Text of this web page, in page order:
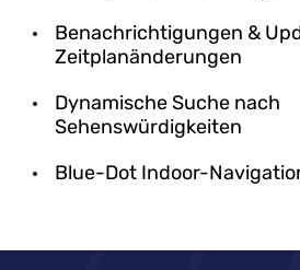
Benachrichtigungen &
Zeitplanänderungen
Dynamische Suche nach
Sehenswürdigkeiten
Blue-Dot Indoor-